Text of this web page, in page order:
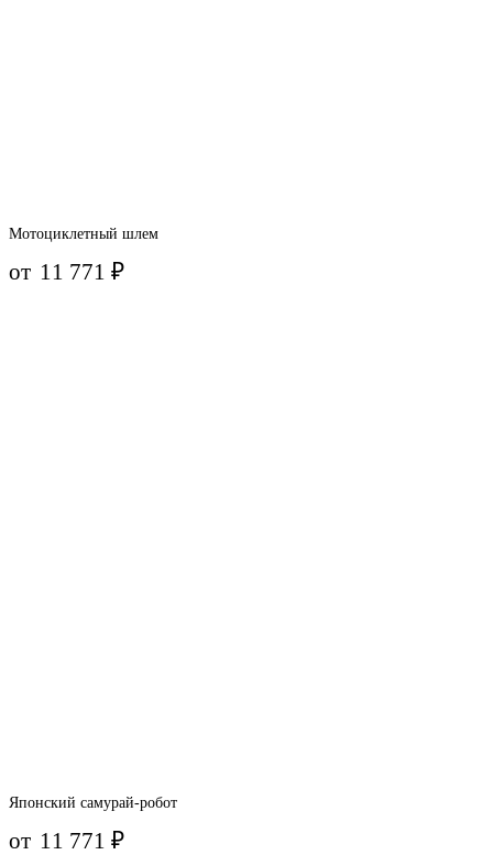
Мотоциклетный шлем
от 11 771₽
Японский самурай-робот
от 11 771₽